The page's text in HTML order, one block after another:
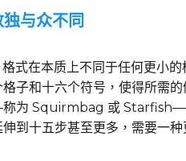
与众不同
式在本质上不同于任何更小的
子和十六个符号，使得所需
为 Squirmbag 或 Starfish——
到十五步甚至更多，需要一